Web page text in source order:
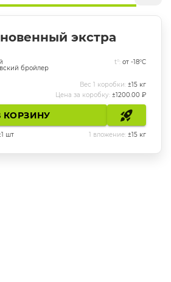
экстра
t°: от -18°C
бройлер
Вес 1 коробки: ±15 кг
Цена за коробку: ±1200.00 ₽
КОРЗИНУ
1 шт 1 вложение: ±15 кг